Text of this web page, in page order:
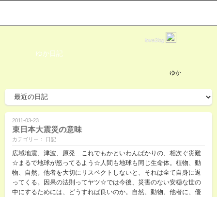
love2log
ゆか日記
ゆか
2011-03-23
東日本大震災の意味
カテゴリー： 日記
広域地震、津波、原発…これでもかといわんばかりの、相次ぐ災難
☆まるで地球が怒ってるよう☆人間も地球も同じ生命体。植物、動
物、自然。他者を大切にリスペクトしないと、それは全て自身に返
ってくる。因果の法則ってヤツ☆では今後、災害のない安穏な世の
中にするためには、どうすれば良いのか。自然、動物、他者に、優